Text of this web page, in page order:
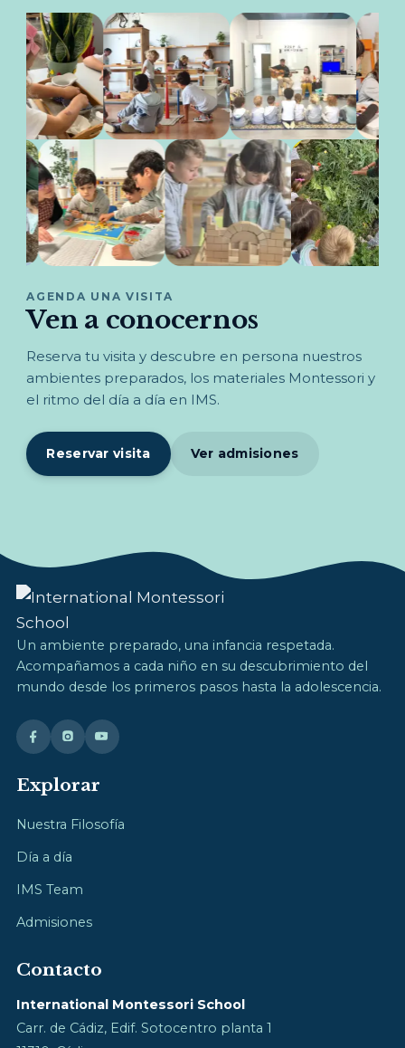
AGENDA UNA VISITA
Ven a conocernos
Reserva tu visita y descubre en persona nuestros
ambientes preparados, los materiales Montessori y
el ritmo del día a día en IMS.
Reservar visita Ver admisiones
Un ambiente preparado, una infancia respetada.
Acompañamos a cada niño en su descubrimiento del
mundo desde los primeros pasos hasta la adolescencia.
Explorar
Nuestra Filosofía
Día a día
IMS Team
Admisiones
Contacto
International Montessori School
Carr. de Cádiz, Edif. Sotocentro planta 1